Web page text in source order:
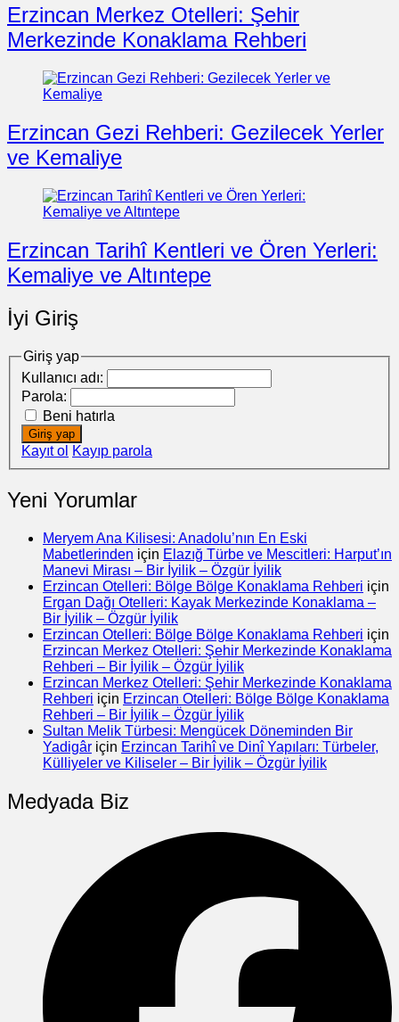
Erzincan Merkez Otelleri: Şehir
Merkezinde Konaklama Rehberi
Erzincan Gezi Rehberi: Gezilecek Yerler
ve Kemaliye
Erzincan Tarihî Kentleri ve Ören Yerleri:
Kemaliye ve Altıntepe
İyi Giriş
Giriş yap
Kullanıcı adı:
Parola:
Beni hatırla
Giriş yap
Kayıt ol Kayıp parola
Yeni Yorumlar
Meryem Ana Kilisesi: Anadolu’nın En Eski
Mabetlerinden için Elazığ Türbe ve Mescitleri: Harput’ın
Manevi Mirası – Bir İyilik – Özgür İyilik
Erzincan Otelleri: Bölge Bölge Konaklama Rehberi için
Ergan Dağı Otelleri: Kayak Merkezinde Konaklama –
Bir İyilik – Özgür İyilik
Erzincan Otelleri: Bölge Bölge Konaklama Rehberi için
Erzincan Merkez Otelleri: Şehir Merkezinde Konaklama
Rehberi – Bir İyilik – Özgür İyilik
Erzincan Merkez Otelleri: Şehir Merkezinde Konaklama
Rehberi için Erzincan Otelleri: Bölge Bölge Konaklama
Rehberi – Bir İyilik – Özgür İyilik
Sultan Melik Türbesi: Mengücek Döneminden Bir
Yadigâr için Erzincan Tarihî ve Dinî Yapıları: Türbeler,
Külliyeler ve Kiliseler – Bir İyilik – Özgür İyilik
Medyada Biz